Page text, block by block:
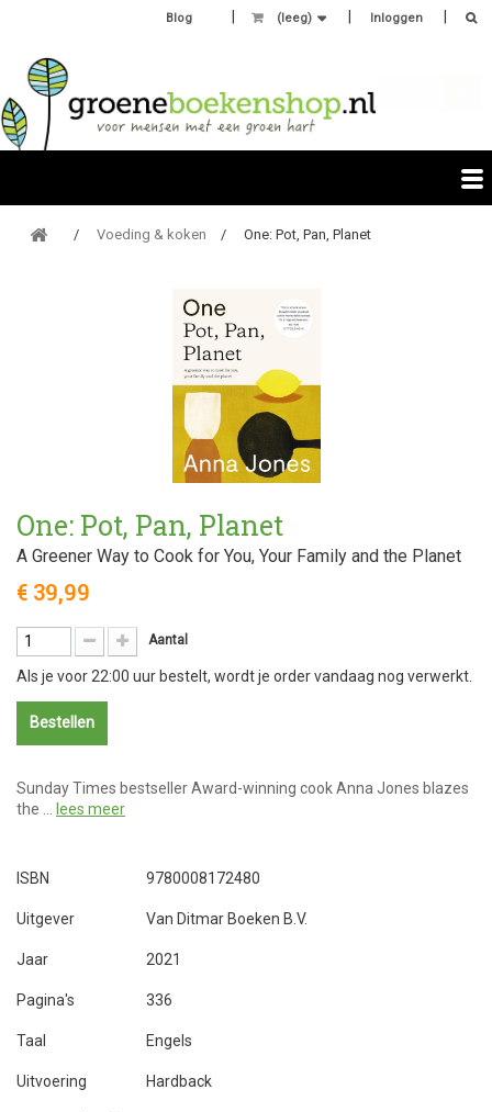
Inloggen
(leeg)
Blog
Voeding & koken One: Pot, Pan, Planet
One: Pot, Pan, Planet
A Greener Way to Cook for You, Your Family and the Planet
€ 39,99
Aantal
Als je voor 22:00 uur bestelt, wordt je order vandaag nog verwerkt.
Bestellen
Sunday Times bestseller Award-winning cook Anna Jones blazes
the … lees meer
ISBN 9780008172480
Uitgever Van Ditmar Boeken B.V.
Jaar 2021
Pagina's 336
Taal Engels
Uitvoering Hardback